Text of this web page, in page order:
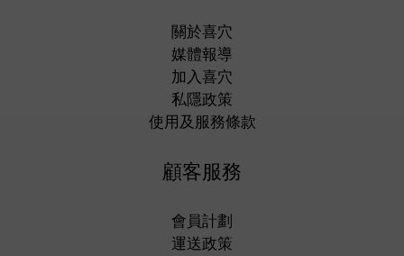
關於喜穴
媒體報導
加入喜穴
私隱政策
使用及服務條款
顧客服務
會員計劃
運送政策